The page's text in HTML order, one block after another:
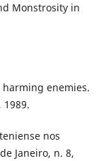
Monstrosity in
harming enemies.
nos
Janeiro, n. 8,